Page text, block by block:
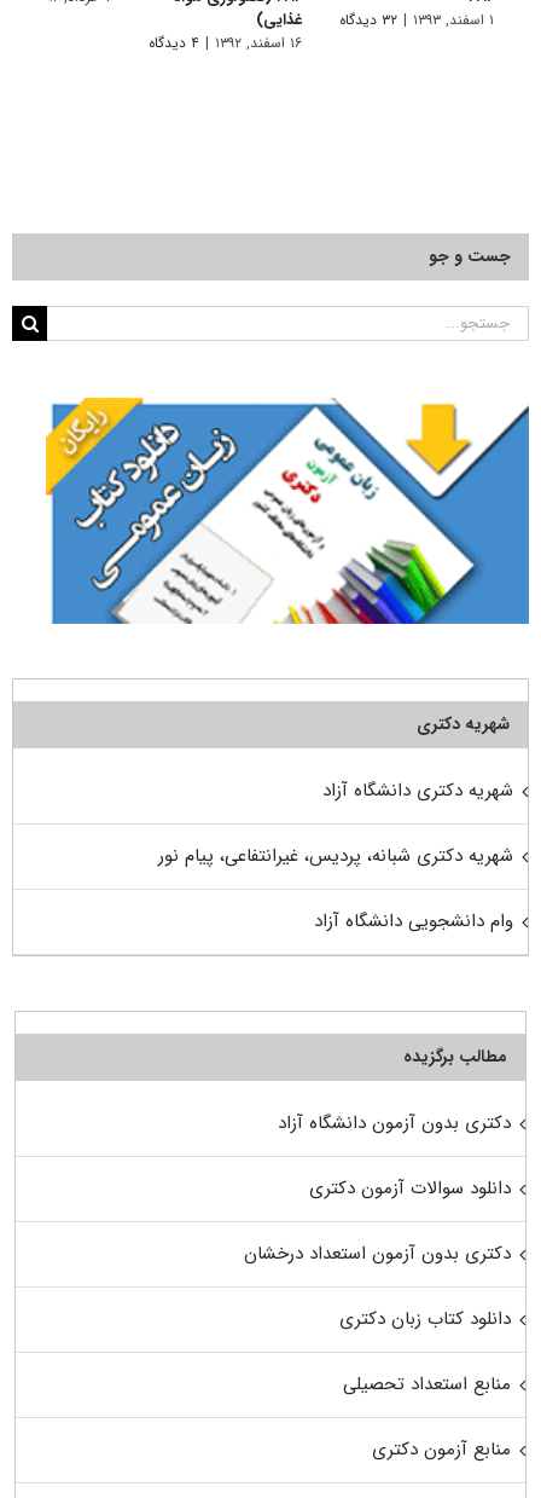
۱ اسفند, ۱۳۹۳ | ۳۲ دیدگاه
غذایی)
۱۶ اسفند, ۱۳۹۲ | ۴ دیدگاه
جست و جو
جستجو
شهریه دکتری
شهریه دکتری دانشگاه آزاد
شهریه دکتری شبانه، پردیس، غیرانتفاعی، پیام نور
وام دانشجویی دانشگاه آزاد
مطالب برگزیده
دکتری بدون آزمون دانشگاه آزاد
دانلود سوالات آزمون دکتری
دکتری بدون آزمون استعداد درخشان
دانلود کتاب زبان دکتری
منابع استعداد تحصیلی
منابع آزمون دکتری